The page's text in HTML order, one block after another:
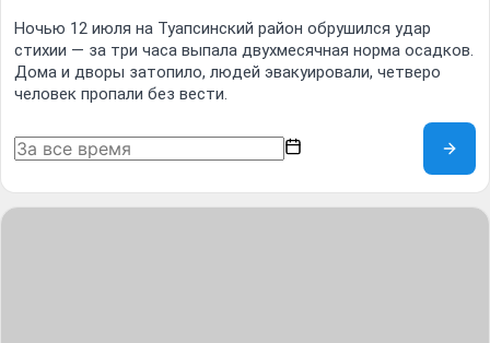
Ночью 12 июля на Туапсинский район обрушился удар
стихии — за три часа выпала двухмесячная норма осадков.
Дома и дворы затопило, людей эвакуировали, четверо
человек пропали без вести.